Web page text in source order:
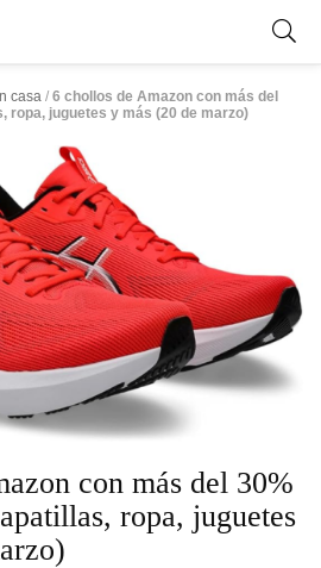
casa / 6 chollos de Amazon con más del
ropa, juguetes y más (20 de marzo)
con más del 30%
ropa, juguetes